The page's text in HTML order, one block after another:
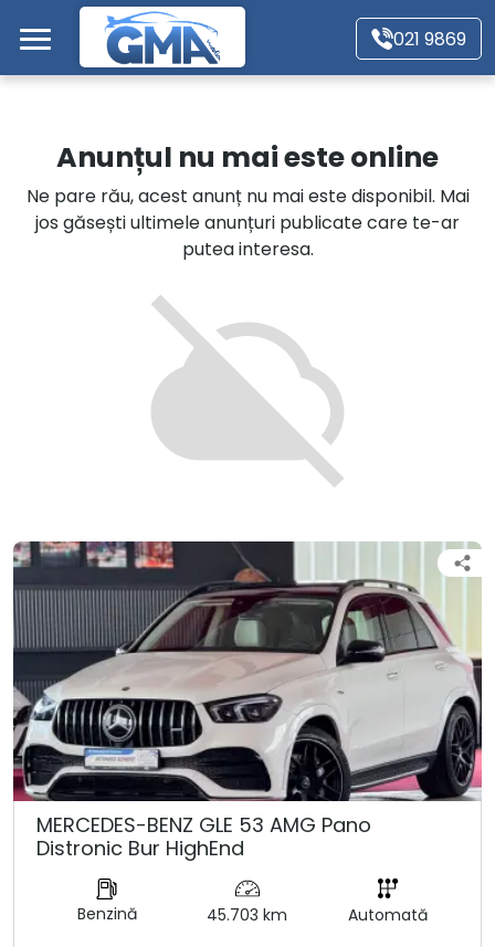
Mergi direct la conținutul principal
021 9869
Autoturisme
Motociclete
Autoutilitare
Alte tipuri vehicule
Anunțul nu mai este online
Ne pare rău, acest anunț nu mai este disponibil. Mai
jos găsești ultimele anunțuri publicate care te-ar
putea interesa.
MERCEDES-BENZ GLE 53 AMG Pano
Distronic Bur HighEnd
Benzină 45.703 km Automată